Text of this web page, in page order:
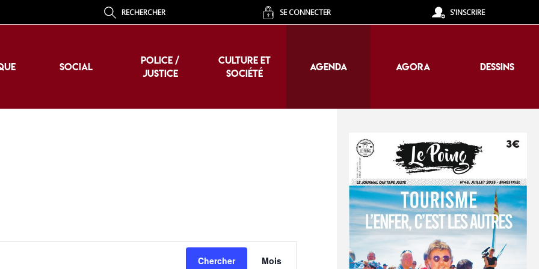
RECHERCHER SE CONNECTER S'INSCRIRE
SOCIAL
POLICE /
JUSTICE
CULTURE ET
SOCIÉTÉ
AGENDA AGORA DESSINS
SOCIAL
POLICE /
JUSTICE
CULTURE ET
SOCIÉTÉ
AGENDA AGORA DESSINS
Chercher
Navigation
Mois